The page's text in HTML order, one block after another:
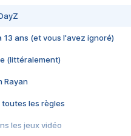
13 ans (et vous l'avez ignoré)
(littéralement)
Rayan
toutes les règles
les jeux vidéo